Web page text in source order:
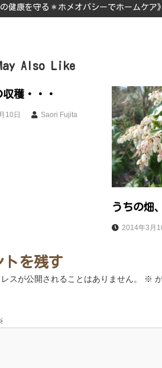
の健康を守る＊ホメオパシーでホームケ
Also Like
穫・・・
10日 Saori Fujita
うちの畑
2014年3月
トを残す
スが公開されることはありません。 ※